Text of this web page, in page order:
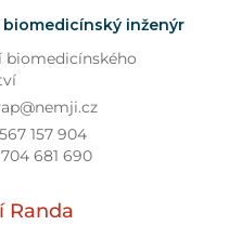
biomedicínský inženýr
biomedicínského
157 904
681 690
Randa